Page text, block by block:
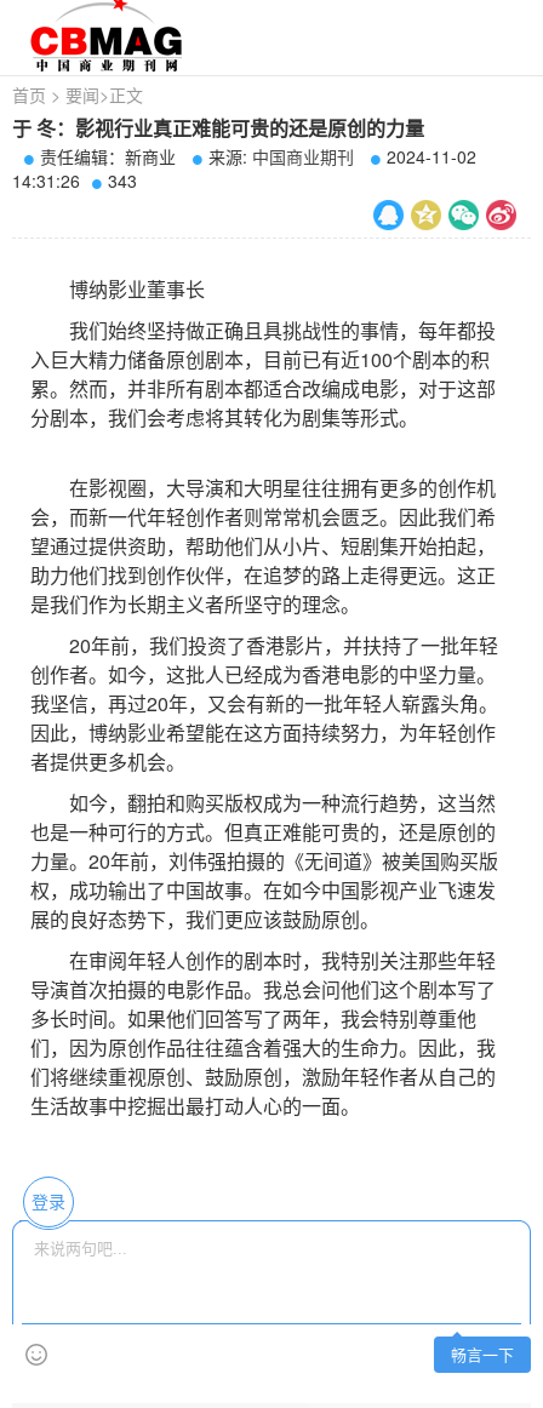
首页 > 要闻>正文
于 冬：影视行业真正难能可贵的还是原创的力量
责任编辑：新商业 来源: 中国商业期刊
2024-11-02
14:31:26
343
博纳影业董事长
我们始终坚持做正确且具挑战性的事情，每年都投
入巨大精力储备原创剧本，目前已有近100个剧本的积
累。然而，并非所有剧本都适合改编成电影，对于这部
分剧本，我们会考虑将其转化为剧集等形式。
在影视圈，大导演和大明星往往拥有更多的创作机
会，而新一代年轻创作者则常常机会匮乏。因此我们希
望通过提供资助，帮助他们从小片、短剧集开始拍起，
助力他们找到创作伙伴，在追梦的路上走得更远。这正
是我们作为长期主义者所坚守的理念。
20年前，我们投资了香港影片，并扶持了一批年轻
创作者。如今，这批人已经成为香港电影的中坚力量。
我坚信，再过20年，又会有新的一批年轻人崭露头角。
因此，博纳影业希望能在这方面持续努力，为年轻创作
者提供更多机会。
如今，翻拍和购买版权成为一种流行趋势，这当然
也是一种可行的方式。但真正难能可贵的，还是原创的
力量。20年前，刘伟强拍摄的《无间道》被美国购买版
权，成功输出了中国故事。在如今中国影视产业飞速发
展的良好态势下，我们更应该鼓励原创。
在审阅年轻人创作的剧本时，我特别关注那些年轻
导演首次拍摄的电影作品。我总会问他们这个剧本写了
多长时间。如果他们回答写了两年，我会特别尊重他
们，因为原创作品往往蕴含着强大的生命力。因此，我
们将继续重视原创、鼓励原创，激励年轻作者从自己的
生活故事中挖掘出最打动人心的一面。
登录
畅言一下